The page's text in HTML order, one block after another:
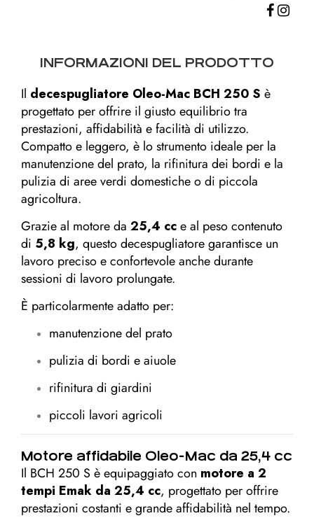
INFORMAZIONI DEL PRODOTTO
Il decespugliatore Oleo-Mac BCH 250 S è
progettato per offrire il giusto equilibrio tra
prestazioni, affidabilità e facilità di utilizzo.
Compatto e leggero, è lo strumento ideale per la
manutenzione del prato, la rifinitura dei bordi e la
pulizia di aree verdi domestiche o di piccola
agricoltura.
Grazie al motore da 25,4 cce al peso contenuto
di 5,8 kg, questo decespugliatore garantisce un
lavoro preciso e confortevole anche durante
sessioni di lavoro prolungate.
È particolarmente adatto per:
manutenzione del prato
pulizia di bordi e aiuole
rifinitura di giardini
piccoli lavori agricoli
Motore affidabile Oleo-Mac da 25,4 cc
Il BCH 250 S è equipaggiato con motore a 2
tempi Emak da 25,4 cc, progettato per offrire
prestazioni costanti e grande affidabilità nel tempo.